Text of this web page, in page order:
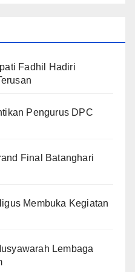
Fadhil Hadiri
Pengurus DPC
Final Batanghari
Membuka Kegiatan
Lembaga